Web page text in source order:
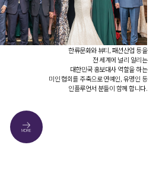
한류문화와 뷰티, 패션산업 등을
전 세계에 널리 알리는
대한민국 홍보대사 역할을 하는
미인 협회를 주축으로 연예인, 유명인 등
인플루언서 분들이 함께 합니다.
MORE